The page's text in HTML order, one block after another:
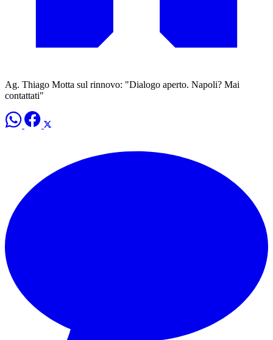
Ag. Thiago Motta sul rinnovo: "Dialogo aperto. Napoli? Mai
contattati"